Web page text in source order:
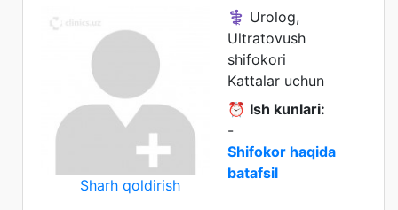
Sharh qoldirish
⚕️ Urolog,
Ultratovush
shifokori
Kattalar uchun
⏰ Ish kunlari:
-
Shifokor haqida
batafsil